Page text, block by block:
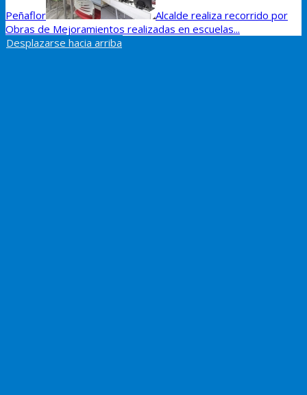
Peñaflor
Alcalde realiza recorrido por
Obras de Mejoramientos realizadas en escuelas...
Desplazarse hacia arriba